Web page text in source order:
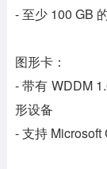
- 至少 100 GB
图形卡：
- 带有 WDDM
形设备
- 支持 Microsoft